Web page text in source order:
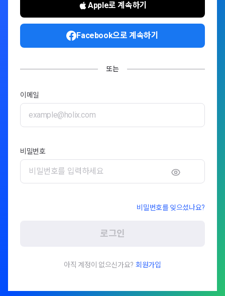
Apple로 계속하기
Facebook으로 계속하기
또는
이메일
비밀번호
비밀번호를 잊으셨나요?
로그인
아직 계정이 없으신가요? 회원가입